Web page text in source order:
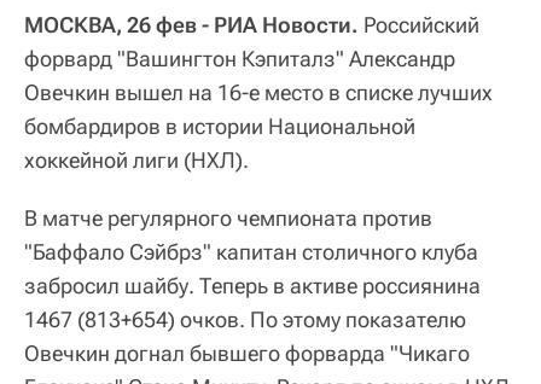
МОСКВА, 26 фев - РИА Новости. Российский
форвард "Вашингтон Кэпиталз" Александр
Овечкин вышел на 16-е место в списке лучших
бомбардиров в истории Национальной
хоккейной лиги (НХЛ).
В матче регулярного чемпионата против
"Баффало Сэйбрз" капитан столичного клуба
забросил шайбу. Теперь в активе россиянина
1467 (813+654) очков. По этому показателю
Овечкин догнал бывшего форварда "Чикаго